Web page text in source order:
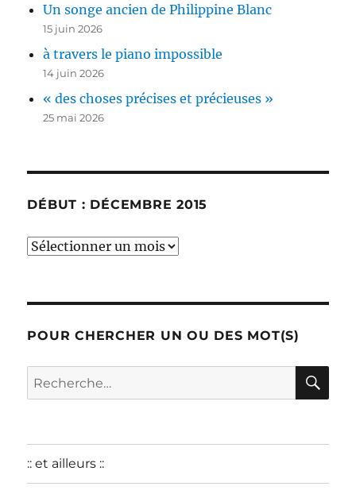
Un songe ancien de Philippine Blanc
15 juin 2026
à travers le piano impossible
14 juin 2026
« des choses précises et précieuses »
25 mai 2026
DÉBUT : DÉCEMBRE 2015
début
POUR CHERCHER UN OU DES MOT(S)
Recherche
pour :
:: et ailleurs ::